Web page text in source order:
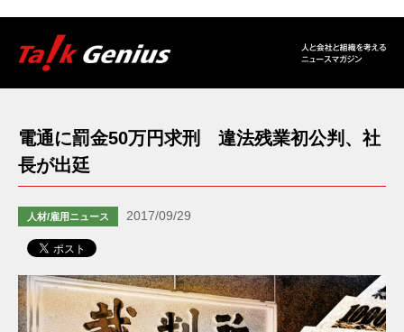
電通に罰金50万円求刑 違法残業初公判、社
長が出廷
人材/雇用ニュース 2017/09/29